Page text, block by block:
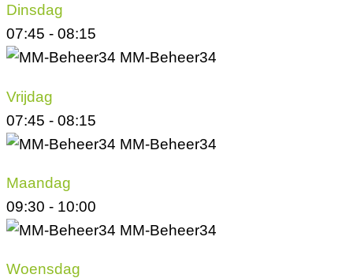
Dinsdag
07:45 - 08:15
MM-Beheer34
Vrijdag
07:45 - 08:15
MM-Beheer34
Maandag
09:30 - 10:00
MM-Beheer34
Woensdag